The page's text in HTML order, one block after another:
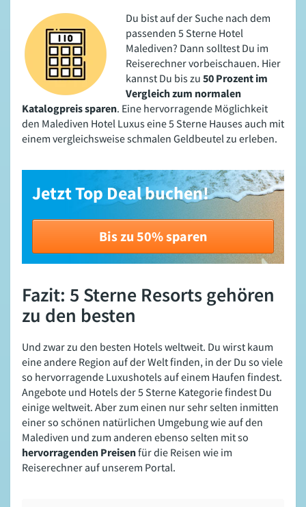
Du bist auf der Suche nach dem
passenden 5 Sterne Hotel
Malediven? Dann solltest Du im
Reiserechner vorbeischauen. Hier
kannst Du bis zu 50 Prozent im
Vergleich zum normalen
Katalogpreis sparen. Eine hervorragende Möglichkeit
den Malediven Hotel Luxus eine 5 Sterne Hauses auch mit
einem vergleichsweise schmalen Geldbeutel zu erleben.
Jetzt Top Deal buchen!
Bis zu 50% sparen
Fazit: 5 Sterne Resorts gehören
zu den besten
Und zwar zu den besten Hotels weltweit. Du wirst kaum
eine andere Region auf der Welt finden, in der Du so viele
so hervorragende Luxushotels auf einem Haufen findest.
Angebote und Hotels der 5 Sterne Kategorie findest Du
einige weltweit. Aber zum einen nur sehr selten inmitten
einer so schönen natürlichen Umgebung wie auf den
Malediven und zum anderen ebenso selten mit so
hervorragenden Preisenfür die Reisen wie im
Reiserechner auf unserem Portal.